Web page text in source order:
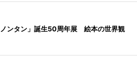
ンタン」誕生50周年展 絵本の世界観